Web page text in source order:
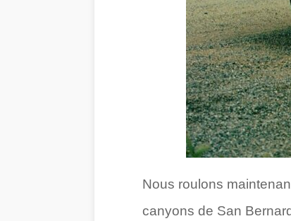
Nous roulons
canyons de San